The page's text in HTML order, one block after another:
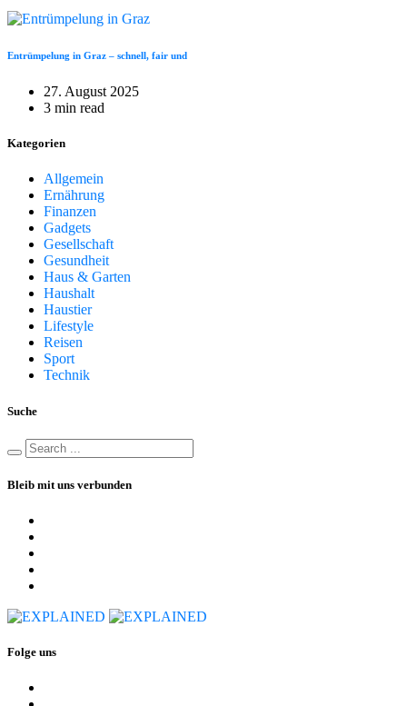
Entrümpelung in Graz – schnell, fair und
27. August 2025
3 min read
Kategorien
Allgemein
Ernährung
Finanzen
Gadgets
Gesellschaft
Gesundheit
Haus & Garten
Haushalt
Haustier
Lifestyle
Reisen
Sport
Technik
Suche
Bleib mit uns verbunden
Folge uns